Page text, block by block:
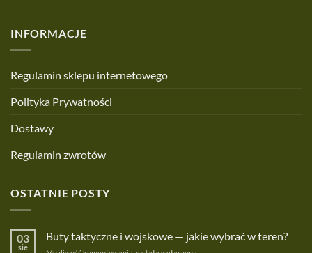
INFORMACJE
Regulamin sklepu internetowego
Polityka Prywatności
Dostawy
Regulamin zwrotów
OSTATNIE POSTY
03
sie
Buty taktyczne i wojskowe — jakie wybrać w teren?